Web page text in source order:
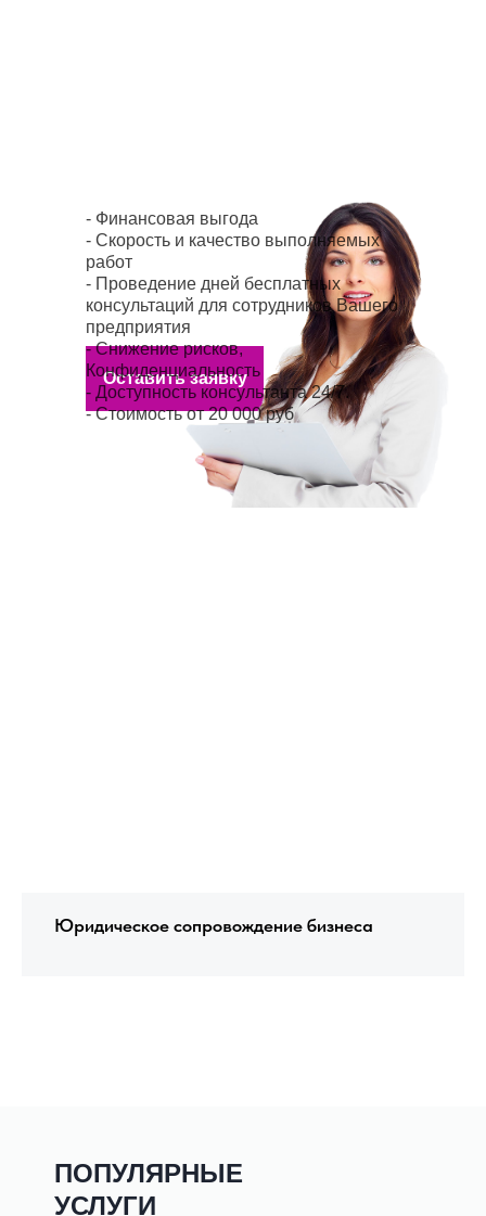
Оставить заявку
- Финансовая выгода
- Скорость и качество выполняемых
работ
- Проведение дней бесплатных
консультаций для сотрудников Вашего
предприятия
- Снижение рисков,
Конфиденциальность
- Доступность консультанта 24/7.
- Стоимость от 20 000 руб
Юридическое сопровождение бизнеса
ПОПУЛЯРНЫЕ
УСЛУГИ